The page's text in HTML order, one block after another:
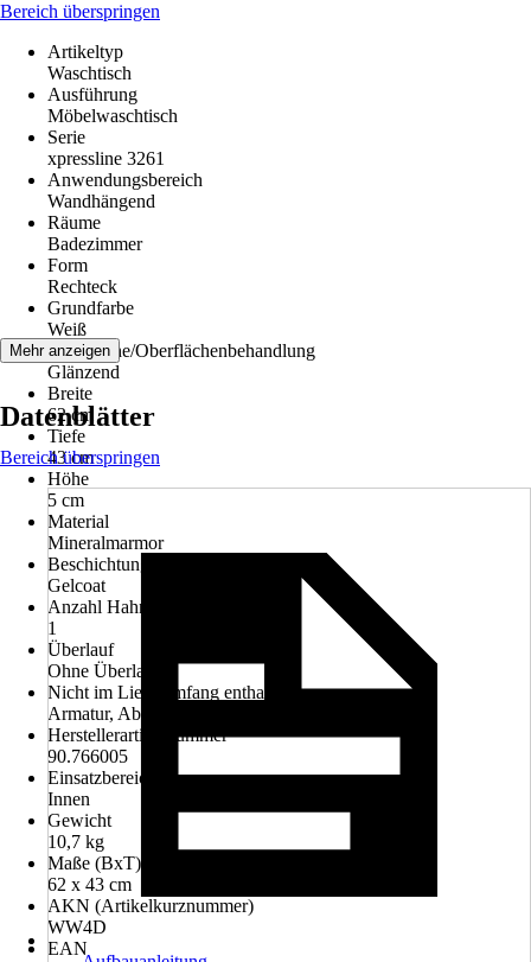
Bereich überspringen
Artikeltyp
Waschtisch
Ausführung
Möbelwaschtisch
Serie
xpressline 3261
Anwendungsbereich
Wandhängend
Räume
Badezimmer
Form
Rechteck
Grundfarbe
Weiß
Oberfläche/Oberflächenbehandlung
Glänzend
Breite
62 cm
Tiefe
43 cm
Höhe
5 cm
Material
Mineralmarmor
Beschichtung
Gelcoat
Anzahl Hahnlöcher
1
Überlauf
Ohne Überlauf
Nicht im Lieferumfang enthalten
Armatur, Ablaufventil, Unterschrank
Herstellerartikelnummer
90.766005
Einsatzbereich
Innen
Gewicht
10,7 kg
Maße (BxT)
62 x 43 cm
AKN (Artikelkurznummer)
WW4D
EAN
Mehr anzeigen
Datenblätter
Bereich überspringen